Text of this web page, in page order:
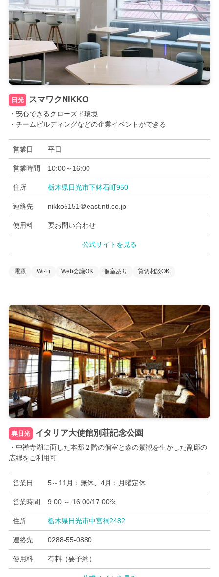
日光 スマワクNIKKO
・安心できるクローズド環境
・チームビルディングなどの企業イベントができる
営業日 平日
営業時間 10:00～16:00
住所 栃木県日光市下鉢石町950
連絡先 nikko5151＠east.ntt.co.jp
使用料 要お問い合わせ
公式サイトを見る
電源 Wi-Fi Web会議OK 個室あり 貸切相談OK
奥日光 イタリア大使館別荘記念公園
・中禅寺湖に面した本邸２階の個室と森の景観を生かした副邸の
広縁をご利用可
営業日 5～11月：無休、4月：月曜定休
営業時間 9:00 ～ 16:00/17:00※
住所 栃木県日光市中宮祠2482
連絡先 0288-55-0880
使用料 有料（要予約）